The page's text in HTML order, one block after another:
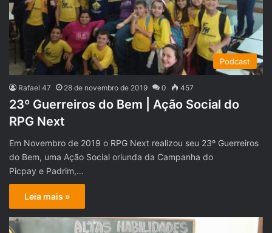
Podcast
Rafael 47 28 de novembro de 2019 0 457
23º Guerreiros do Bem | Ação Social do
RPG Next
Em Novembro de 2019 o RPG Next realizou seu 23º Guerreiros
do Bem, uma Ação Social oriunda da Campanha do
Picpay e Padrim,…
Leia mais »